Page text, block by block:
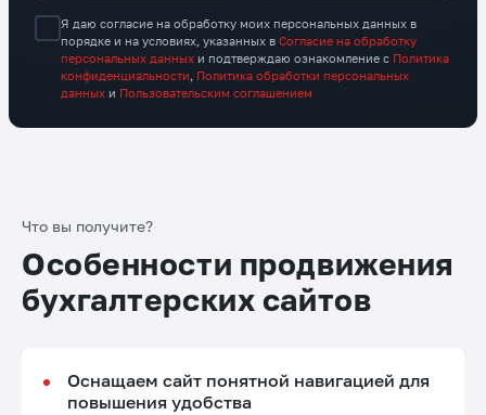
Я даю согласие на обработку моих персональных данных в
порядке и на условиях, указанных в Согласие на обработку
персональных данных и подтверждаю ознакомление с Политика
конфиденциальности, Политика обработки персональных
данных и Пользовательским соглашением
Что вы получите?
Особенности продвижения
бухгалтерских сайтов
Оснащаем сайт понятной навигацией для
повышения удобства